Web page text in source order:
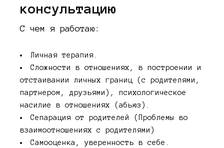
консультацию
С чем я работаю:
Личная терапия.
Сложности в отношениях, в построении и
отстаивании личных границ (с родителями,
партнером, друзьями), психологическое
насилие в отношениях (абьюз).
Сепарация от родителей (Проблемы во
взаимоотношениях с родителями)
Самооценка, уверенность в себе.